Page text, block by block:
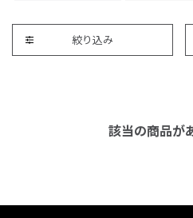
絞り込み
該当の商品が